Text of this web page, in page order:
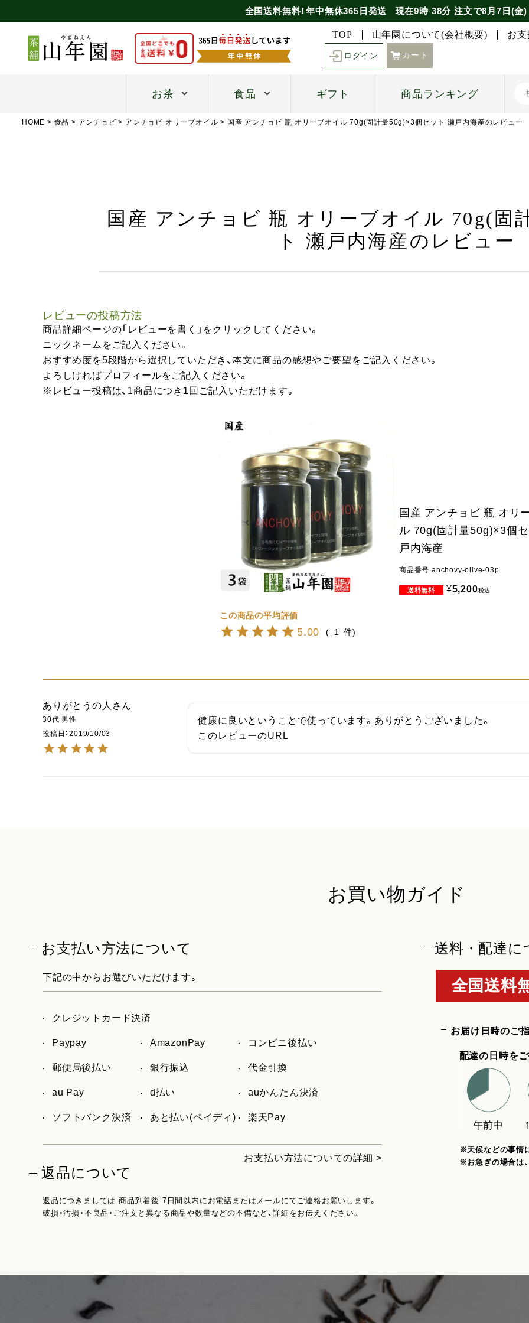
全国送料無料！年中無休365日発送 現在9時 38分 注文で8月7日(金
TOP 山年園について(会社概要) お
ログイン カート
お茶 食品 ギフト 商品ランキング
HOME 食品 アンチョビ アンチョビ オリーブオイル 国産 アンチョビ 瓶 オリーブオイル 70g(固計量50g)×3個セット 瀬戸内海産のレビュー
国産 アンチョビ 瓶 オリーブオイル 70g(固
ト 瀬戸内海産のレビュー
レビューの投稿方法
商品詳細ページの「レビューを書く」をクリックしてください。
ニックネームをご記入ください。
おすすめ度を5段階から選択していただき、本文に商品の感想やご要望をご記入ください。
よろしければプロフィールをご記入ください。
※レビュー投稿は、1商品につき1回ご記入いただけます。
国産 アンチョビ 瓶 オリ
ル 70g(固計量50g)×3個
戸内海産
商品番号 anchovy-olive-03p
¥5,200税込
5.00 1
ありがとうの人
30代 男性
投稿日
2019/10/03
健康に良いということで使っています。ありがとうございました。
このレビューのURL
お買い物ガイド
お支払い方法について
下記の中からお選びいただけます。
クレジットカード決済
Paypay AmazonPay コンビニ後払い
郵便局後払い 銀行振込 代金引換
au Pay d払い auかんたん決済
ソフトバンク決済 あと払い(ペイディ) 楽天Pay
お支払い方法についての詳細 >
返品について
返品につきましては 商品到着後 7日間以内にお電話またはメールにてご連絡お願いします。
破損・汚損・不良品・ご注文と異なる商品や数量などの不備など、詳細をお伝えください。
送料・配達に
全国送料
お届け日時のご
配達の日時を
※天候などの事情
※お急ぎの場合は